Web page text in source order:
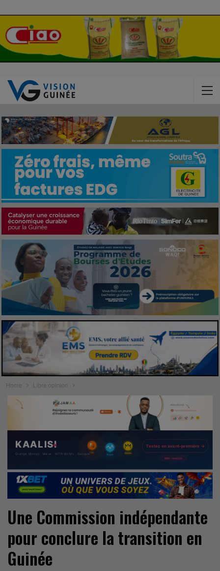
Home Libre opinion
Une Commission indépendante
pour conclure la transition en
Guinée